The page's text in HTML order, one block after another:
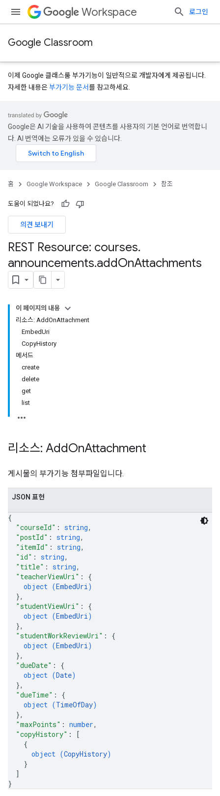
Workspace 로그인
Google Classroom
이제 Google 클래스룸 부가기능이 일반적으로 개발자에게 제공됩니다.
자세한 내용은부가기능 문서를 참고하세요.
Google은 AI 기술을 사용하여 콘텐츠를 사용자의 기본 언어로 번역합니
다. AI 번역에는 오류가 있을 수 있습니다.
홈 Google Workspace Google Classroom 참조
도움이 되었나요?
의견 보내기
REST Resource: courses.
announcements.addOnAttachments
이 페이지의 내용
리소스: AddOnAttachment
EmbedUri
CopyHistory
메서드
create
delete
get
list
리소스: AddOnAttachment
게시물의 부가기능 첨부파일입니다.
JSON 표현
{
"courseId" : string,
"postId" : string,
"itemId" : string,
"id" : string,
"title" : string,
"teacherViewUri" : {
object (EmbedUri)
},
"studentViewUri" : {
object (EmbedUri)
},
"studentWorkReviewUri" : {
object (EmbedUri)
},
"dueDate" : {
object (Date)
},
"dueTime" : {
object (TimeOfDay)
},
"maxPoints" : number,
"copyHistory" :
[
{
object (CopyHistory)
}
]
}